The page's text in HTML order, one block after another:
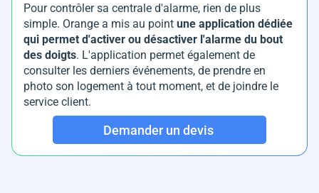
Pour contrôler sa centrale d'alarme, rien de plus
simple. Orange a mis au point une application dédiée
qui permet d'activer ou désactiver l'alarme du bout
des doigts. L'application permet également de
consulter les derniers événements, de prendre en
photo son logement à tout moment, et de joindre le
service client.
Demander un devis